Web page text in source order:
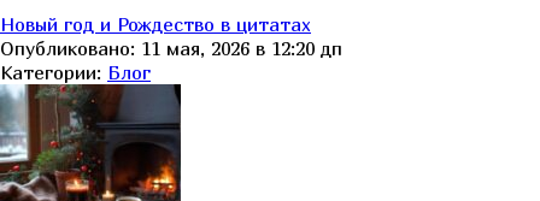
Новый год и Рождество в цитатах
Опубликовано: 11 мая, 2026 в 12:20 дп
Категории: Блог